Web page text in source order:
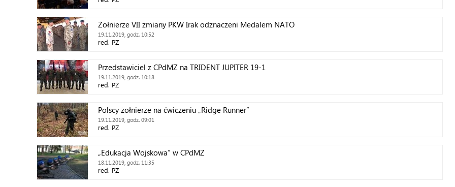
Żołnierze VII zmiany PKW Irak odznaczeni Medalem NATO
19.11.2019, godz. 10:52
red. PZ
Przedstawiciel z CPdMZ na TRIDENT JUPITER 19-1
19.11.2019, godz. 10:18
red. PZ
Polscy żołnierze na ćwiczeniu „Ridge Runner”
19.11.2019, godz. 09:01
red. PZ
„Edukacja Wojskowa” w CPdMZ
18.11.2019, godz. 11:35
red. PZ